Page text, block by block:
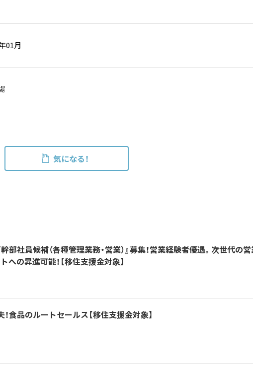
01月
気になる！
部社員候補（各種管理業務・営業）』募集！営業経験者優遇。次世代の
への昇進可能！【移住支援金対象】
！食品のルートセールス【移住支援金対象】